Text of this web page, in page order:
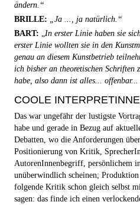
ändern.“
BRILLE: „Ja ..., ja natürlich.“
BART: „In erster Linie haben sie
erster Linie wollten sie in den
genau an diesem Kunstbetrieb
ich bisher an theoretischen Schriften
habe, also dann ist alles...
COOLE
Das war ungefähr der lustigste
habe und gerade in Bezug auf
Debatten, wo die Anforderungen über
Positionierung von Kritik,
AutorenInnenbegriff, persönlichem
unüberwindlich scheinen;
folgende Kritik schon gleich selbst
sagen: das finde ich einen